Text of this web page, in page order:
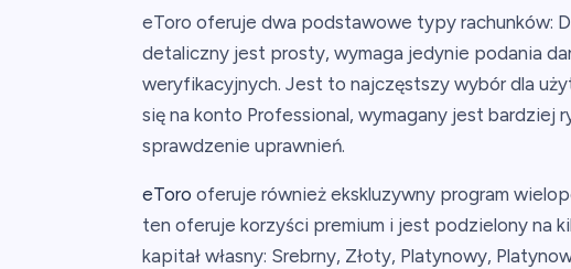
eToro oferuje dwa podstawowe typy rachunków:
detaliczny jest prosty, wymaga jedynie podania
weryfikacyjnych. Jest to najczęstszy wybór dla
się na konto Professional, wymagany jest bardziej
sprawdzenie uprawnień.
eToro oferuje również ekskluzywny program
ten oferuje korzyści premium i jest podzielony na
kapitał własny: Srebrny, Złoty, Platynowy,